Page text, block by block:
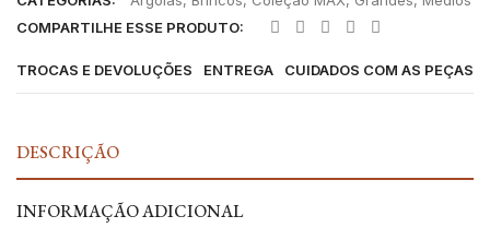
COMPARTILHE ESSE PRODUTO:
TROCAS E DEVOLUÇÕES ENTREGA CUIDADOS COM AS PEÇAS
DESCRIÇÃO
INFORMAÇÃO ADICIONAL